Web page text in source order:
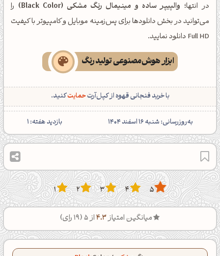
در انتها؛ والپیپر ساده و مینیمال رنگ مشکی (Black Color)
را
می‌توانید در بخش دانلودها برای پس‌زمینه موبایل و کامپیوتر با کیفیت
Full HD دانلود نمایید.
ابزار هوش‌مصنوعی تولید رنگ
با خرید فنجانی قهوه از کپل‌آرتحمایتکنید.
‌به‌روزرسانی: شنبه 16 اسفند 1404 بازدید هفته:1
5
4
3
2
1
میانگین امتیاز4.3از 5 ( 19رای)